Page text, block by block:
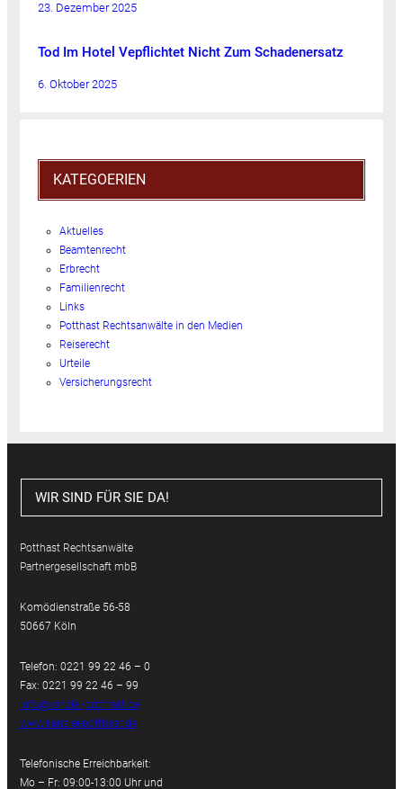
23. Dezember 2025
Tod Im Hotel Vepflichtet Nicht Zum Schadenersatz
6. Oktober 2025
KATEGOERIEN
Aktuelles
Beamtenrecht
Erbrecht
Familienrecht
Links
Potthast Rechtsanwälte in den Medien
Reiserecht
Urteile
Versicherungsrecht
WIR SIND FÜR SIE DA!
Potthast Rechtsanwälte
Partnergesellschaft mbB
Komödienstraße 56-58
50667 Köln
Telefon: 0221 99 22 46 – 0
Fax: 0221 99 22 46 – 99
info@kanzlei-potthast.de
www.kanzlei-potthast.de
Telefonische Erreichbarkeit:
Mo – Fr: 09:00-13:00 Uhr und